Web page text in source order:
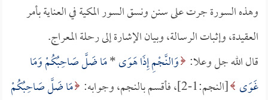
وهذه السورة جرت على سنن ونسق السور المكية في العناية بأمر
العقيدة، وإثبات الرسالة، وبيان الإشارة إلى رحلة المعراج.
قال الله جل وعلا: وَالنَّجْمِ إِذَا هَوَى*مَا ضَلَّ صَاحِبُكُمْ وَمَا
غَوَى [النجم:1-2]، فأقسم بالنجم، وجوابه:
مَا ضَلَّ صَاحِبُكُمْ